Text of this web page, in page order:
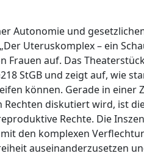
Autonomie und
Uteruskomplex – ein
Frauen auf. Das
StGB und zeigt auf, wie
können. Gerade in einer
diskutiert wird, ist
Rechte. Die
den komplexen
auseinanderzusetzen